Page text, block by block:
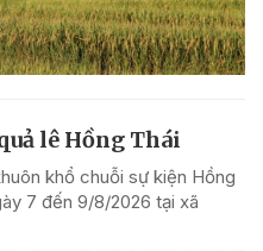
lê Hồng Thái
khổ chuỗi sự kiện Hồng
7 đến 9/8/2026 tại xã